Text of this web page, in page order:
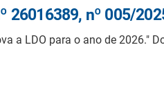
26016389, nº 005/
a LDO para o ano de 2026."